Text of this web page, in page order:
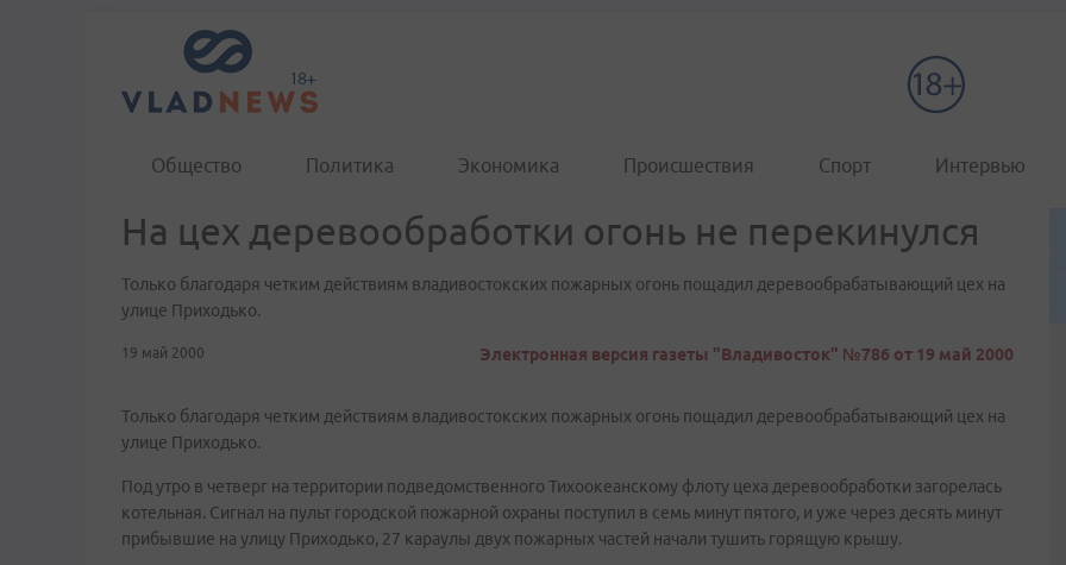
Общество Политика Экономика Происшествия Спорт Интервью
На цех деревообработки огонь не перекинулся
Только благодаря четким действиям владивостокских пожарных огонь пощадил деревообрабатывающий цех на
улице Приходько.
19 май 2000 Электронная версия газеты "Владивосток" №786 от 19 май 2000
Только благодаря четким действиям владивостокских пожарных огонь пощадил деревообрабатывающий цех на
улице Приходько.
Под утро в четверг на территории подведомственного Тихоокеанскому флоту цеха деревообработки загорелась
котельная. Сигнал на пульт городской пожарной охраны поступил в семь минут пятого, и уже через десять минут
прибывшие на улицу Приходько, 27 караулы двух пожарных частей начали тушить горящую крышу.